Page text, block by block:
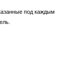
под каждым